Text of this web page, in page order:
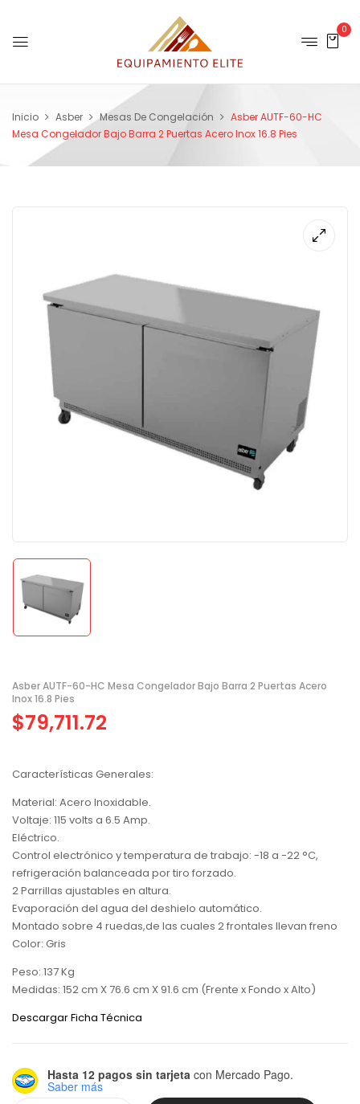
0
Inicio Asber Mesas De Congelación
Asber AUTF-60-HC
Mesa Congelador Bajo Barra 2 Puertas Acero Inox 16.8 Pies
Asber AUTF-60-HC Mesa Congelador Bajo Barra 2 Puertas Acero
Inox 16.8 Pies
$79,711.72
Características Generales:
Material: Acero Inoxidable.
Voltaje: 115 volts a 6.5 Amp.
Eléctrico.
Control electrónico y temperatura de trabajo: -18 a -22 °C,
refrigeración balanceada por tiro forzado.
2 Parrillas ajustables en altura.
Evaporación del agua del deshielo automático.
Montado sobre 4 ruedas,de las cuales 2 frontales llevan freno
Color: Gris
Peso: 137 Kg
Medidas: 152 cm X 76.6 cm X 91.6 cm (Frente x Fondo x Alto)
Descargar Ficha Técnica
Hasta 12 pagos sin tarjeta con Mercado Pago.
Saber más